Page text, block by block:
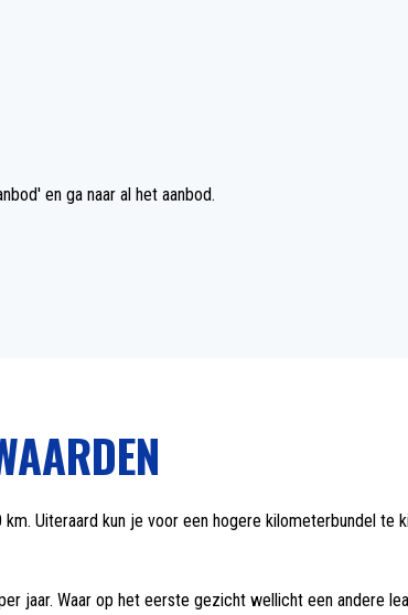
en ga naar al het aanbod.
Uiteraard kun je voor een hogere kilometerbundel
jaar. Waar op het eerste gezicht wellicht een andere